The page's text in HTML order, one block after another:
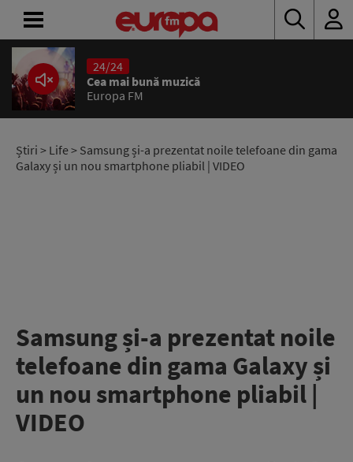
24/24
Cea mai bună muzică
Europa FM
Știri > Life> Samsung și-a prezentat noile telefoane din gama
Galaxy și un nou smartphone pliabil | VIDEO
Samsung și-a prezentat noile
telefoane din gama Galaxy și
un nou smartphone pliabil |
VIDEO
ACASĂ
ȘTIRI
RADIO